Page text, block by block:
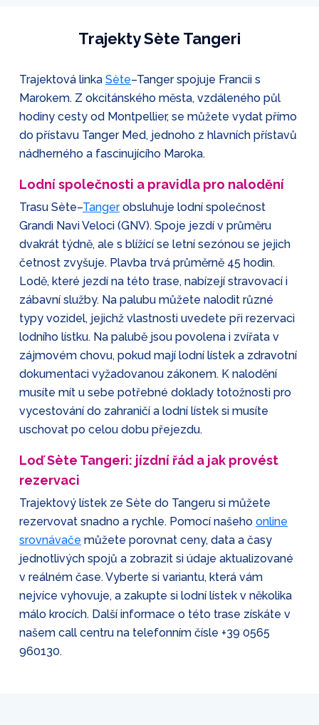
Trajekty Sète Tangeri
Trajektová linka Sète–Tanger spojuje Francii s
Marokem. Z okcitánského města, vzdáleného půl
hodiny cesty od Montpellier, se můžete vydat přímo
do přístavu Tanger Med, jednoho z hlavních přístavů
nádherného a fascinujícího Maroka.
Lodní společnosti a pravidla pro nalodění
Trasu Sète–Tangerobsluhuje lodní společnost
Grandi Navi Veloci (GNV). Spoje jezdí v průměru
dvakrát týdně, ale s blížící se letní sezónou se jejich
četnost zvyšuje. Plavba trvá průměrně 45 hodin.
Lodě, které jezdí na této trase, nabízejí stravovací i
zábavní služby. Na palubu můžete nalodit různé
typy vozidel, jejichž vlastnosti uvedete při rezervaci
lodního lístku. Na palubě jsou povolena i zvířata v
zájmovém chovu, pokud mají lodní lístek a zdravotní
dokumentaci vyžadovanou zákonem. K nalodění
musíte mít u sebe potřebné doklady totožnosti pro
vycestování do zahraničí a lodní lístek si musíte
uschovat po celou dobu přejezdu.
Loď Sète Tangeri: jízdní řád a jak provést
rezervaci
Trajektový lístek ze Sète do Tangeru si můžete
rezervovat snadno a rychle. Pomocí našeho online
srovnávače můžete porovnat ceny, data a časy
jednotlivých spojů a zobrazit si údaje aktualizované
v reálném čase. Vyberte si variantu, která vám
nejvíce vyhovuje, a zakupte si lodní lístek v několika
málo krocích. Další informace o této trase získáte v
našem call centru na telefonním čísle +39 0565
960130.